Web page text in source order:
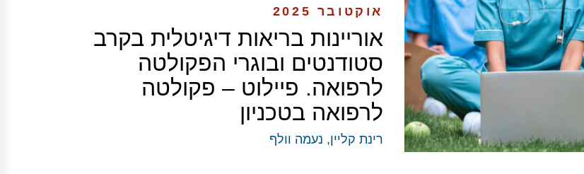
אוקטובר 2025
אוריינות בריאות דיגיטלית בקרב
סטודנטים ובוגרי הפקולטה
לרפואה. פיילוט – פקולטה
לרפואה בטכניון
רינת קליין, נעמה וולף